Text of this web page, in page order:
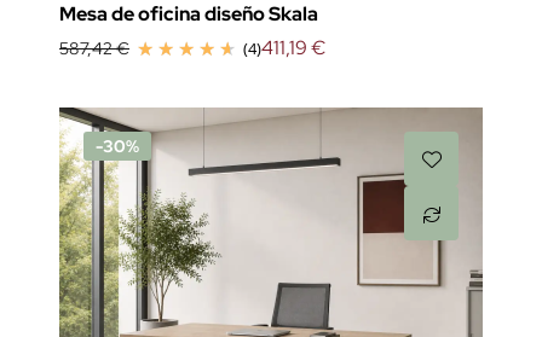
Mesa de oficina diseño Skala
587,42 € (4)411,19 €
-30%